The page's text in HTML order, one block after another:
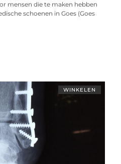
mensen die te maken hebben
schoenen in Goes (Goes
WINKELEN